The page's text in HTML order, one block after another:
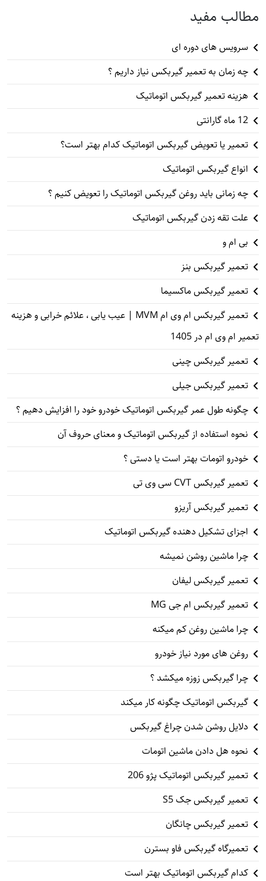
مطالب مفید
سرویس های دوره ای
چه زمان به تعمیر گیربکس نیاز داریم ؟
هزینه تعمیر گیربکس اتوماتیک
12 ماه گارانتی
تعمیر یا تعویض گیربکس اتوماتیک کدام بهتر است؟
انواع گیربکس اتوماتیک
چه زمانی باید روغن گیربکس اتوماتیک را تعویض کنیم ؟
علت تقه زدن گیربکس اتوماتیک
بی ام و
تعمیر گیربکس بنز
تعمیر گیربکس ماکسیما
تعمیر گیربکس ام وی ام MVM | عیب یابی ، علائم خرابی و هزینه
تعمیر ام وی ام در 1405
تعمیر گیربکس چینی
تعمیر گیربکس جیلی
چگونه طول عمر گیربکس اتوماتیک خودرو خود را افزایش دهیم ؟
نحوه استفاده از گیربکس اتوماتیک و معنای حروف آن
خودرو اتومات بهتر است یا دستی ؟
تعمیر گیربکس CVT سی وی تی
تعمیر گیربکس آریزو
اجزای تشکیل دهنده گیربکس اتوماتیک
چرا ماشین روشن نمیشه
تعمیر گیربکس لیفان
تعمیر گیربکس ام جی MG
چرا ماشین روغن کم میکنه
روغن های مورد نیاز خودرو
چرا گیربکس زوزه میکشد ؟
گیربکس اتوماتیک چگونه کار میکند
دلایل روشن شدن چراغ گیربکس
نحوه هل دادن ماشین اتومات
تعمیر گیربکس اتوماتیک پژو 206
تعمیر گیربکس جک S5
تعمیر گیربکس چانگان
تعمیرگاه گیربکس فاو بسترن
کدام گیربکس اتوماتیک بهتر است